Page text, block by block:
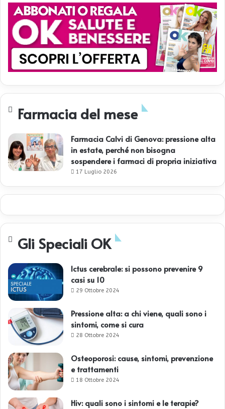
Farmacia del mese
Farmacia Calvi di Genova: pressione alta
in estate, perché non bisogna
sospendere i farmaci di propria iniziativa
17 Luglio 2026
Gli Speciali OK
Ictus cerebrale: si possono prevenire 9
casi su 10
29 Ottobre 2024
Pressione alta: a chi viene, quali sono i
sintomi, come si cura
28 Ottobre 2024
Osteoporosi: cause, sintomi, prevenzione
e trattamenti
18 Ottobre 2024
Hiv: quali sono i sintomi e le terapie?